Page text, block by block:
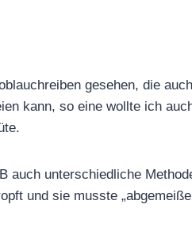
gesehen, die
kann, so eine wollte ich
auch unterschiedliche
und sie musste